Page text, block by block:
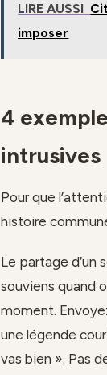
LIRE AUSSI
imposer
4
intrusives
Pour que
histoire
Le partage
souviens quand
moment.
une légende
vas bien ». Pas